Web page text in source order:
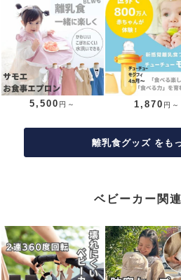
5,500 円～ 1,870 円～
離乳食グッズ をも
ベビーカー関